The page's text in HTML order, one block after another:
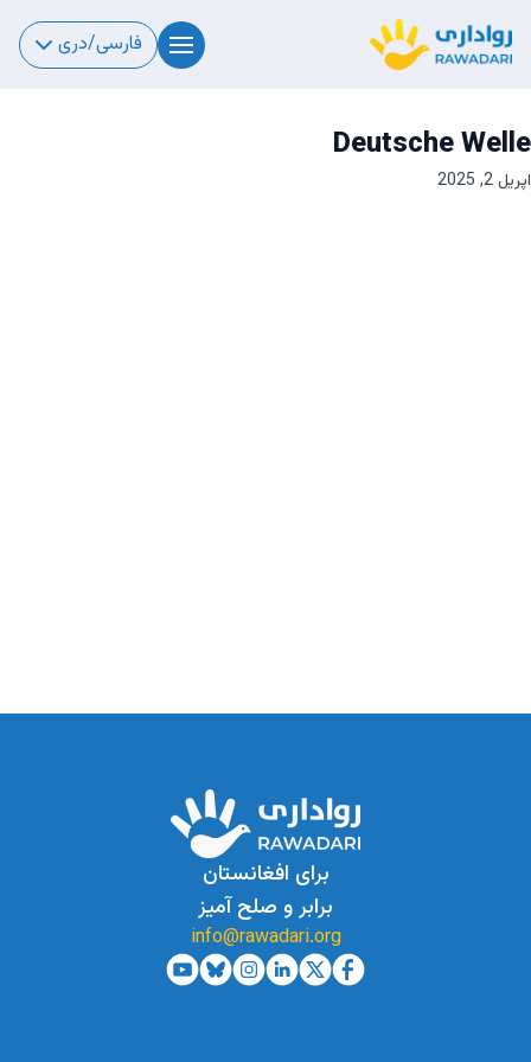
فارسی/دری
Deutsche Welle
اپریل 2, 2025
برای افغانستان
برابر و صلح آمیز
info@rawadari.org